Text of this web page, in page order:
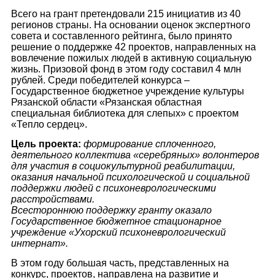
Всего на грант претендовали 215 инициатив из 40
регионов страны. На основании оценок экспертного
совета и составленного рейтинга, было принято
решение о поддержке 42 проектов, направленных на
вовлечение пожилых людей в активную социальную
жизнь. Призовой фонд в этом году составил 4 млн
рублей. Среди победителей конкурса –
Государственное бюджетное учреждение культуры
Рязанской области «Рязанская областная
специальная библиотека для слепых» с проектом
«Тепло сердец».
Цель проекта: формирование сплоченного,
деятельного коллектива «серебряных» волонтеров
для участия в социокультурной реабилитации,
оказания начальной психологической и социальной
поддержки людей с психоневрологическими
расстройствами.
Всестороннюю поддержку гранту оказало
Государственное бюджетное стационарное
учреждение «Ухорский психоневрологический
интернат».
В этом году большая часть, представленных на
конкурс, проектов, направлена на развитие и